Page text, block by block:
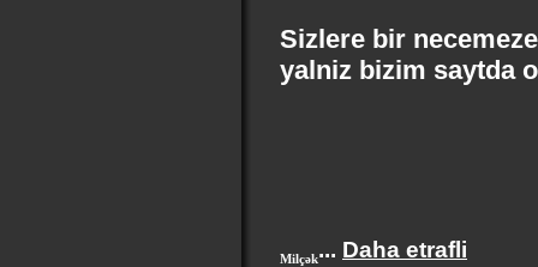
Sizlere bir
yalniz bizim saytda
Milçək... Daha etrafli